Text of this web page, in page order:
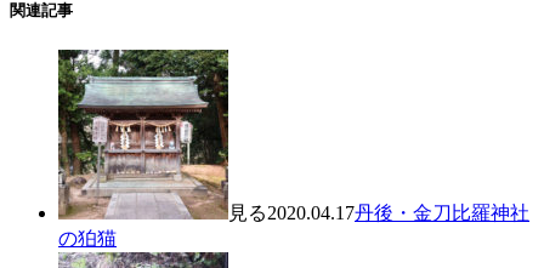
関連記事
見る2020.04.17丹後・金刀比羅神社
の狛猫